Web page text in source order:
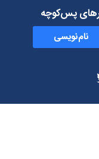
پس‌کوچه
نام‌نویسی